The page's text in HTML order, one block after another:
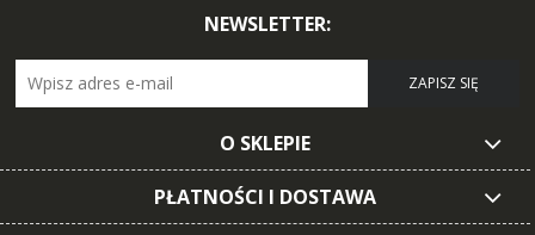
NEWSLETTER:
ZAPISZ SIĘ
O SKLEPIE
PŁATNOŚCI I DOSTAWA